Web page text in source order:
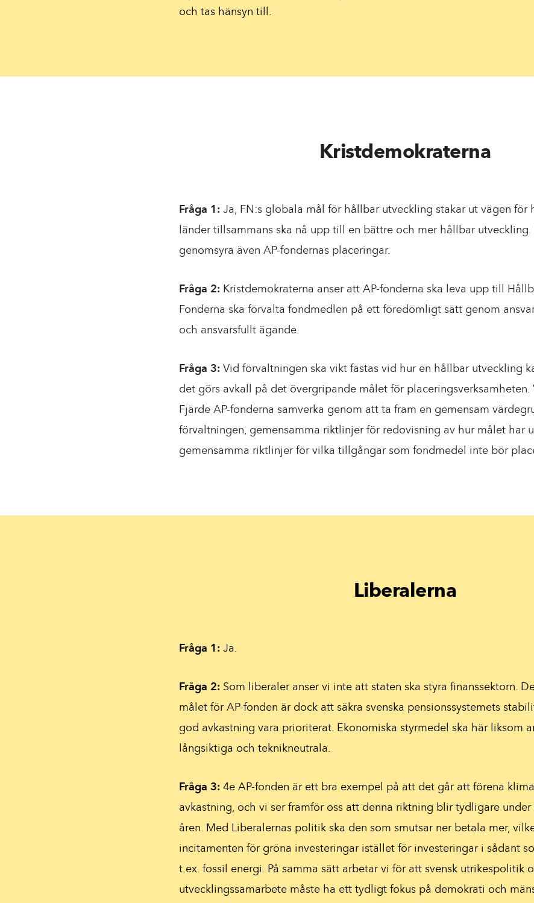
och tas hänsyn till.
Kristdemokraterna
Fråga 1: Ja, FN:s globala mål för hållbar utveckling stakar ut vägen för
länder tillsammans ska nå upp till en bättre och mer hållbar utveckling.
genomsyra även AP-fondernas placeringar.
Fråga 2: Kristdemokraterna anser att AP-fonderna ska leva upp till
Fonderna ska förvalta fondmedlen på ett föredömligt sätt genom
och ansvarsfullt ägande.
Fråga 3: Vid förvaltningen ska vikt fästas vid hur en hållbar utveckling
det görs avkall på det övergripande målet för placeringsverksamheten.
Fjärde AP-fonderna samverka genom att ta fram en gemensam
förvaltningen, gemensamma riktlinjer för redovisning av hur målet har
gemensamma riktlinjer för vilka tillgångar som fondmedel inte bör
Liberalerna
Fråga 1: Ja.
Fråga 2: Som liberaler anser vi inte att staten ska styra finanssektorn.
målet för AP-fonden är dock att säkra svenska pensionssystemets
god avkastning vara prioriterat. Ekonomiska styrmedel ska här liksom
långsiktiga och teknikneutrala.
Fråga 3: 4e AP-fonden är ett bra exempel på att det går att förena
avkastning, och vi ser framför oss att denna riktning blir tydligare
åren. Med Liberalernas politik ska den som smutsar ner betala mer,
incitamenten för gröna investeringar istället för investeringar i sådant
t.ex. fossil energi. På samma sätt arbetar vi för att svensk utrikespolitik
utvecklingssamarbete måste ha ett tydligt fokus på demokrati och